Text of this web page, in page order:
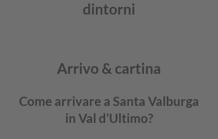
dintorni
Arrivo & cartina
Come arrivare a Santa Valburga
in Val d’Ultimo?